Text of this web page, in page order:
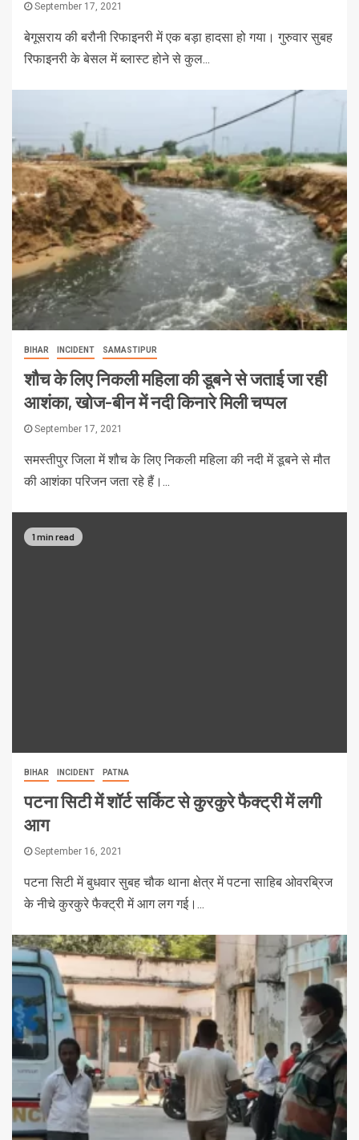
September 17, 2021
बेगूसराय की बरौनी रिफाइनरी में एक बड़ा हादसा हो गया। गुरुवार सुबह
रिफाइनरी के बेसल में ब्लास्ट होने से कुल...
BIHAR INCIDENT SAMASTIPUR
शौच के लिए निकली महिला की डूबने से जताई जा रही
आशंका, खोज-बीन में नदी किनारे मिली चप्पल
September 17, 2021
समस्तीपुर जिला में शौच के लिए निकली महिला की नदी में डूबने से मौत
की आशंका परिजन जता रहे हैं।...
1 min read
BIHAR INCIDENT PATNA
पटना सिटी में शॉर्ट सर्किट से कुरकुरे फैक्ट्री में लगी
आग
September 16, 2021
पटना सिटी में बुधवार सुबह चौक थाना क्षेत्र में पटना साहिब ओवरब्रिज
के नीचे कुरकुरे फैक्ट्री में आग लग गई।...